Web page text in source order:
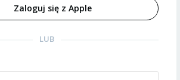
Zaloguj się z Apple
LUB